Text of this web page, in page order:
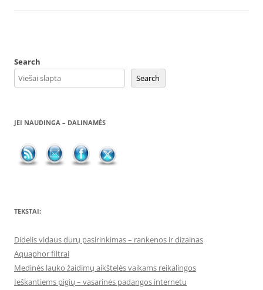
Search
Search
JEI NAUDINGA – DALINAMĖS
TEKSTAI:
Didelis vidaus durų pasirinkimas – rankenos ir dizainas
Aquaphor filtrai
Medinės lauko žaidimų aikštelės vaikams reikalingos
Ieškantiems pigių – vasarinės padangos internetu